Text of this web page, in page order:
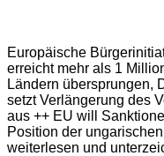
Europäische
erreicht mehr als 1
Ländern übersprungen,
setzt Verlängerung des
aus ++ EU will
Position der
weiterlesen und